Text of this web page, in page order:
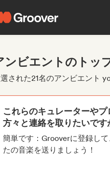
ンビエントのト
された21名のアンビエント
これらのキュレーターやプ
方々と連絡を取りたいです
簡単です：Grooverに登録して
たの音楽を送りましょう！